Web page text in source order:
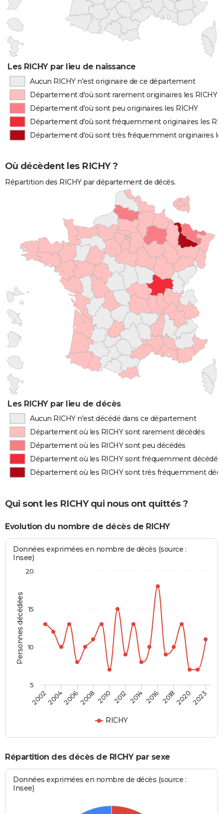
Les RICHY par lieu de naissance
Aucun RICHY n'est originaire de ce département
Département d'où sont rarement originaires les RICHY
Département d'où sont peu originaires les RICHY
Département d'où sont fréquemment originaires les
Département d'où sont très fréquemment originaires
Où décèdent les RICHY ?
Répartition des RICHY par département de décès.
Les RICHY par lieu de décès
Aucun RICHY n'est décédé dans ce département
Département où les RICHY sont rarement décédés
Département où les RICHY sont peu décédés
Département où les RICHY sont fréquemment décédés
Département où les RICHY sont très fréquemment
Qui sont les RICHY qui nous ont quittés ?
Evolution du nombre de décès de RICHY
Personnes décédées
Données exprimées en nombre de décès (source :
Insee)
RICHY
20022004200620082010 2012 2014 2016 201820202023
5
10
15
20
Répartition des décès de RICHY par sexe
Données exprimées en nombre de décès (source :
Insee)